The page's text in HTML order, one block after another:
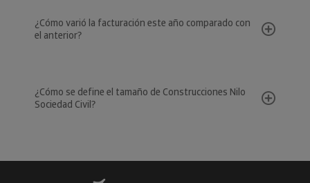
¿Cómo varió la facturación este año comparado con
el anterior?
¿Cómo se define el tamaño de Construcciones Nilo
Sociedad Civil?